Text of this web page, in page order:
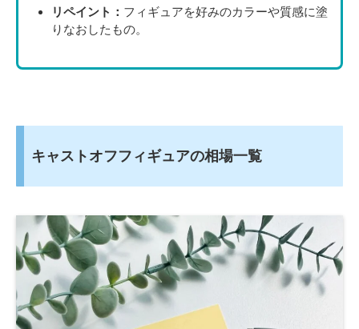
リペイント： フィギュアを好みのカラーや質感に塗
りなおしたもの。
キャストオフフィギュアの相場一覧